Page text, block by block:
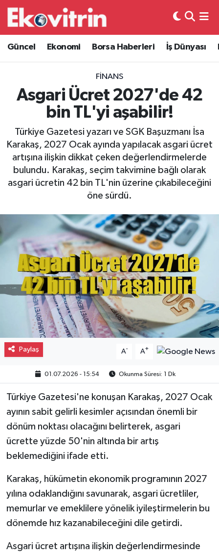
Güncel Ekonomi Borsa Haberleri İş Dünyası
FINANS
Asgari Ücret 2027'de 42
bin TL'yi aşabilir!
Türkiye Gazetesi yazarı ve SGK Başuzmanı İsa
Karakaş, 2027 Ocak ayında yapılacak asgari ücret
artışına ilişkin dikkat çeken değerlendirmelerde
bulundu. Karakaş, seçim takvimine bağlı olarak
asgari ücretin 42 bin TL'nin üzerine çıkabileceğini
öne sürdü.
Paylaş A- A+
01.07.2026 - 15:54 Okunma Süresi: 1 Dk
Türkiye Gazetesi'ne konuşan Karakaş, 2027 Ocak
ayının sabit gelirli kesimler açısından önemli bir
dönüm noktası olacağını belirterek, asgari
ücrette yüzde 50'nin altında bir artış
beklemediğini ifade etti.
Karakaş, hükümetin ekonomik programının 2027
yılına odaklandığını savunarak, asgari ücretliler,
memurlar ve emeklilere yönelik iyileştirmelerin bu
dönemde hız kazanabileceğini dile getirdi.
Asgari ücret artışına ilişkin değerlendirmesinde
Güncel
Ekonomi
Borsa Haberleri
İş Dünyası
Lojistik
Otovitrin
Asayiş
Gayrimenkul
Spor
Eğitim
Hava Durumu
Trafik Durumu
Süper Lig Puan Durumu ve Fikstür
Tüm Manşetler
Son Dakika Haberleri
Haber Arşivi